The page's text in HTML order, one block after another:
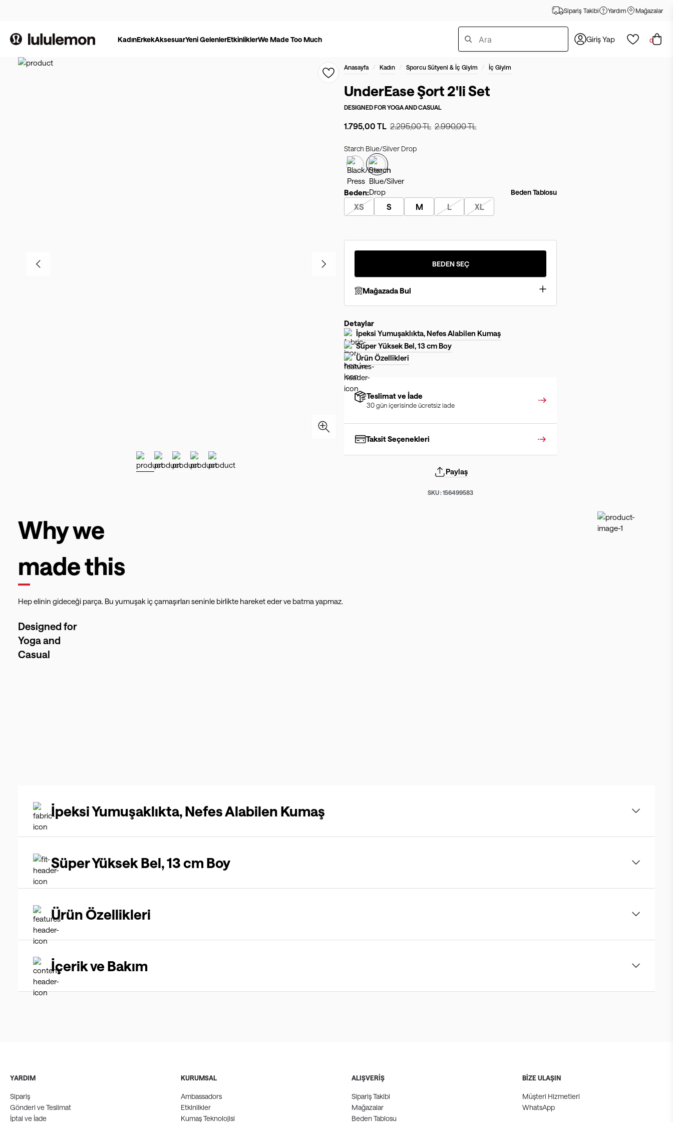
Sipariş Takibi Yardım Mağazalar
KadınErkekAksesuarYeni GelenlerEtkinliklerWe Made Too Much Giriş Yap 0
Anasayfa / Kadın / Sporcu Sütyeni & İç Giyim / İç Giyim
UnderEase Şort 2'li Set
DESIGNED FORYOGA AND CASUAL
1.795,00 TL 2.295,00 TL 2.990,00 TL
Starch Blue/Silver Drop
Beden: Beden Tablosu
XS S M L XL
BEDEN SEÇ
Mağazada Bul
Detaylar
İpeksi Yumuşaklıkta, Nefes Alabilen Kumaş
Süper Yüksek Bel, 13 cm Boy
Ürün Özellikleri
Teslimat ve İade
30 gün içerisinde ücretsiz iade
Taksit Seçenekleri
Paylaş
SKU :156499583
Why we
made this
Hep elinin gideceği parça. Bu yumuşak iç çamaşırları seninle birlikte hareket eder ve batma yapmaz.
Designed for
Yoga and
Casual
İpeksi Yumuşaklıkta, Nefes Alabilen Kumaş
Süper Yüksek Bel, 13 cm Boy
Ürün Özellikleri
İçerik ve Bakım
YARDIM
Sipariş
Gönderi ve Teslimat
İptal ve İade
KURUMSAL
Ambassadors
Etkinlikler
Kumaş Teknolojisi
ALIŞVERİŞ
Sipariş Takibi
Mağazalar
Beden Tablosu
BİZE ULAŞIN
Müşteri Hizmetleri
WhatsApp